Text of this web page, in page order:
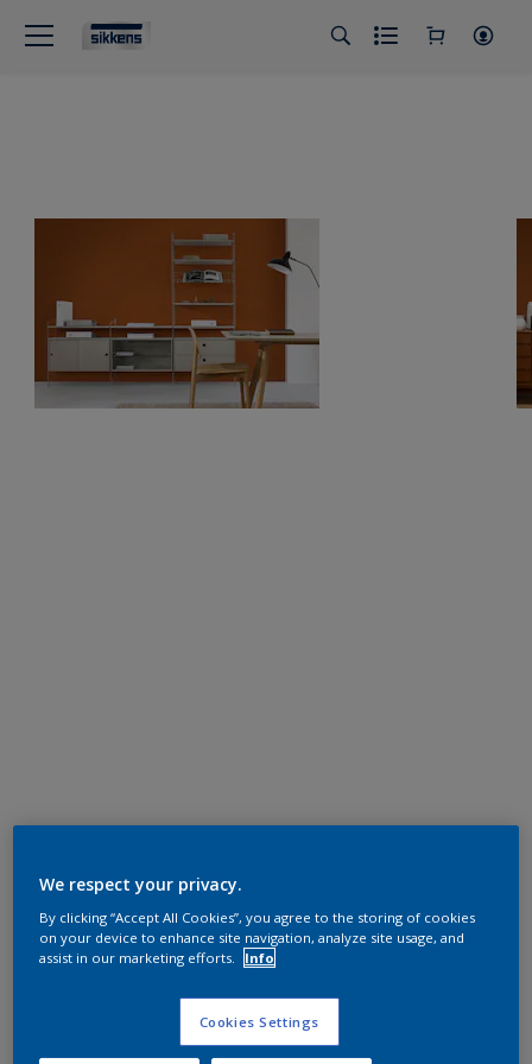
We respect your privacy.
By clicking “Accept All Cookies”, you agree to the storing of cookies
on your device to enhance site navigation, analyze site usage, and
assist in our marketing efforts.
Info
Cookies Settings